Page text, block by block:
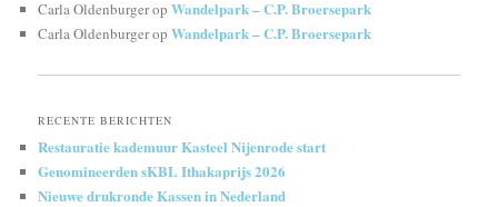
Carla OldenburgeropWandelpark – C.P. Broersepark
Carla OldenburgeropWandelpark – C.P. Broersepark
RECENTE BERICHTEN
Restauratie kademuur Kasteel Nijenrode start
Genomineerden sKBL Ithakaprijs 2026
Nieuwe drukronde Kassen in Nederland